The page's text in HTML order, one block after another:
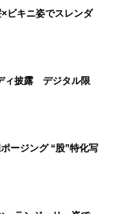
ビキニ姿でスレンダ
ィ披露 デジタル限
ージング “股”特化写